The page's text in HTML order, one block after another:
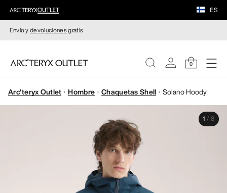
ES
Envío ydevolucionesgratis
0
MUJERE
Arc'teryx Outlet Hombre Chaquetas Shell Solano Hoody
1 / 8